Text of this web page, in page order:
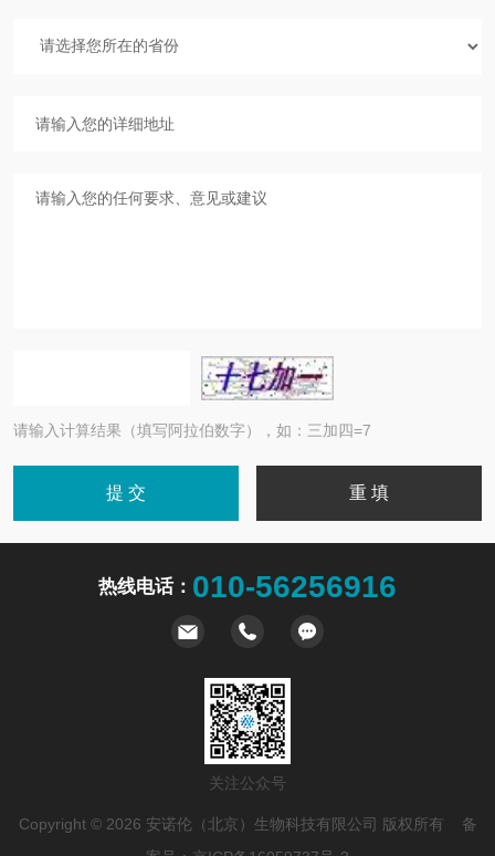
请输入计算结果（填写阿拉伯数字），如：三加四=7
热线电话： 010-56256916
关注公众号
Copyright © 2026 安诺伦（北京）生物科技有限公司 版权所有 备